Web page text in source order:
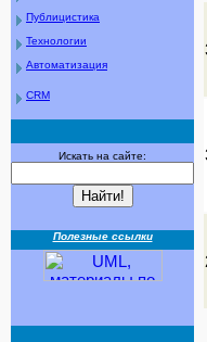
Публицистика
Технологии
Автоматизация
CRM
Искать на сайте:
Полезные ссылки